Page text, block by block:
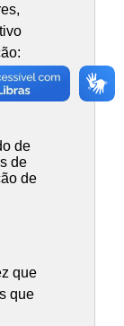
de
de
de
que
que